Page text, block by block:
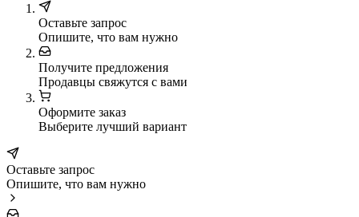
Оставьте запрос
Опишите, что вам нужно
Получите предложения
Продавцы свяжутся с вами
Оформите заказ
Выберите лучший вариант
Оставьте запрос
Опишите, что вам нужно